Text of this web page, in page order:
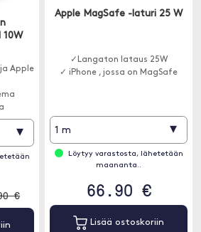
Apple
▾
€
Apple MagSafe -laturi 25 W
✓Langaton lataus 25W
✓ iPhone , jossa on MagSafe
1 m ▾
Löytyy varastosta, lähetetään
maananta..
66.90 €
Lisää ostoskoriin